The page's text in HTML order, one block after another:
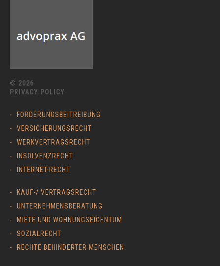
© 2026
PRIVACY POLICY
FORDERUNGSBEITREIBUNG
VERSICHERUNGSRECHT
WERKVERTRAGSRECHT
INSOLVENZRECHT
INTERNET-RECHT
KAUF-/ VERTRAGSRECHT
UNTERNEHMENSBERATUNG
MIETE UND WOHNUNGSEIGENTUM
SOZIALRECHT
RECHTE BEHINDERTER MENSCHEN